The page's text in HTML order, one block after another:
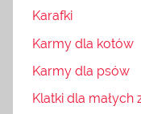
Karafki
Karmy dla kotów
Karmy dla psów
Klatki dla małych